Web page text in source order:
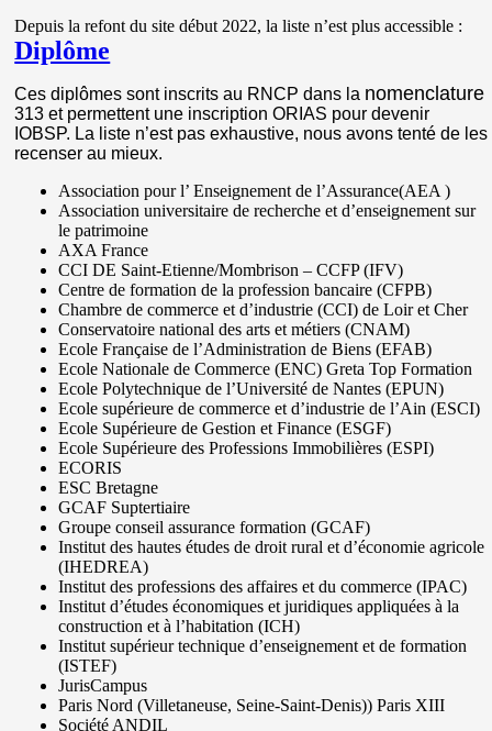
Depuis la refont du site début 2022, la liste n’est plus accessible :
Diplôme
Ces diplômes sont inscrits au RNCP dans la nomenclature
313 et permettent une inscription ORIAS pour devenir
IOBSP. La liste n’est pas exhaustive, nous avons tenté de les
recenser au mieux.
Association pour l’ Enseignement de l’Assurance(AEA )
Association universitaire de recherche et d’enseignement sur
le patrimoine
AXA France
CCI DE Saint-Etienne/Mombrison – CCFP (IFV)
Centre de formation de la profession bancaire (CFPB)
Chambre de commerce et d’industrie (CCI) de Loir et Cher
Conservatoire national des arts et métiers (CNAM)
Ecole Française de l’Administration de Biens (EFAB)
Ecole Nationale de Commerce (ENC) Greta Top Formation
Ecole Polytechnique de l’Université de Nantes (EPUN)
Ecole supérieure de commerce et d’industrie de l’Ain (ESCI)
Ecole Supérieure de Gestion et Finance (ESGF)
Ecole Supérieure des Professions Immobilières (ESPI)
ECORIS
ESC Bretagne
GCAF Suptertiaire
Groupe conseil assurance formation (GCAF)
Institut des hautes études de droit rural et d’économie agricole
(IHEDREA)
Institut des professions des affaires et du commerce (IPAC)
Institut d’études économiques et juridiques appliquées à la
construction et à l’habitation (ICH)
Institut supérieur technique d’enseignement et de formation
(ISTEF)
JurisCampus
Paris Nord (Villetaneuse, Seine-Saint-Denis)) Paris XIII
Société ANDIL